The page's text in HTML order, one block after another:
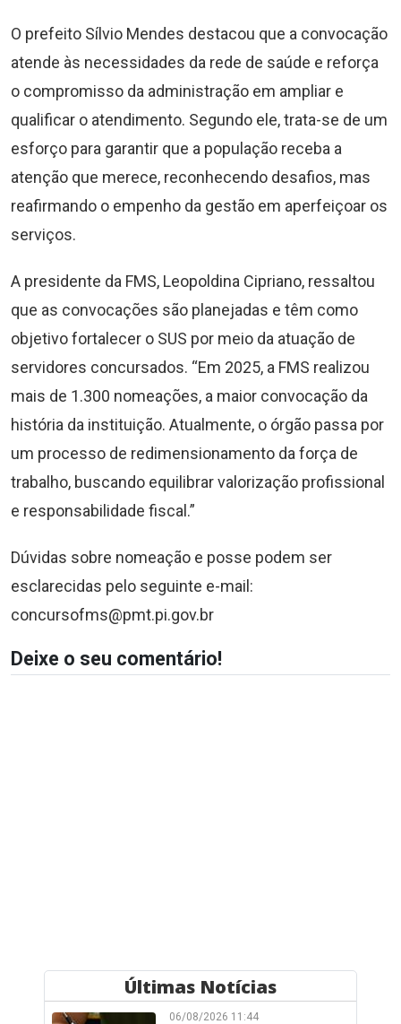
O prefeito Sílvio Mendes destacou que a convocação
atende às necessidades da rede de saúde e reforça
o compromisso da administração em ampliar e
qualificar o atendimento. Segundo ele, trata-se de um
esforço para garantir que a população receba a
atenção que merece, reconhecendo desafios, mas
reafirmando o empenho da gestão em aperfeiçoar os
serviços.
A presidente da FMS, Leopoldina Cipriano, ressaltou
que as convocações são planejadas e têm como
objetivo fortalecer o SUS por meio da atuação de
servidores concursados. “Em 2025, a FMS realizou
mais de 1.300 nomeações, a maior convocação da
história da instituição. Atualmente, o órgão passa por
um processo de redimensionamento da força de
trabalho, buscando equilibrar valorização profissional
e responsabilidade fiscal.”
Dúvidas sobre nomeação e posse podem ser
esclarecidas pelo seguinte e-mail:
concursofms@pmt.pi.gov.br
Deixe o seu comentário!
Últimas Notícias
06/08/2026 11:44